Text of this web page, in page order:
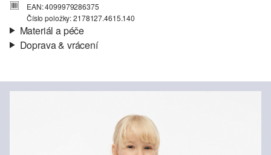
EAN: 4099979286375
Číslo položky: 2178127.4615.140
Materiál a péče
Materiál: Bavlna
Doprava & vrácení
Vaše objednávka bude odeslána do 4-8 pracovních dnů
standardní doručení jsou 119,00 Kč .